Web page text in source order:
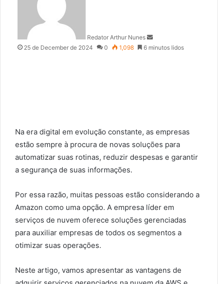
Redator Arthur Nunes
m
25 de December de 2024 0 1,098 6 minutos lidos
Na era digital em evolução constante, as empresas
estão sempre à procura de novas soluções para
automatizar suas rotinas, reduzir despesas e garantir
a segurança de suas informações.
Por essa razão, muitas pessoas estão considerando a
Amazon como uma opção. A empresa líder em
serviços de nuvem oferece soluções gerenciadas
para auxiliar empresas de todos os segmentos a
otimizar suas operações.
Neste artigo, vamos apresentar as vantagens de